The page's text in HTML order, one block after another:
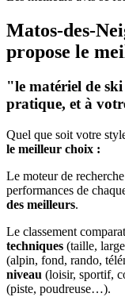
Matos-des-
propose le
"le matériel de
pratique, et à
Quel que soit votre
le meilleur choix :
Le moteur de
performances de
des meilleurs.
Le classement
techniques (taille,
(alpin, fond, rando,
niveau (loisir, sportif,
(piste, poudreuse…).